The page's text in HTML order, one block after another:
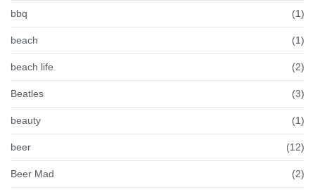
bbq (1)
beach (1)
beach life (2)
Beatles (3)
beauty (1)
beer (12)
Beer Mad (2)